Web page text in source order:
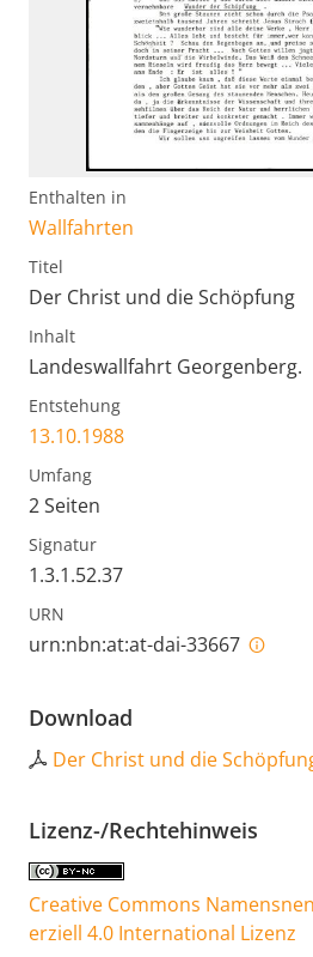
Enthalten in
Wallfahrten
Titel
Der Christ und die Schöpfung
Inhalt
Landeswallfahrt Georgenberg.
Entstehung
13.10.1988
Umfang
2 Seiten
Signatur
1.3.1.52.37
URN
urn:nbn:at:at-dai-33667
Download
Der Christ und die
Lizenz-/Rechtehinweis
Creative Commons
erziell 4.0 International Lizenz